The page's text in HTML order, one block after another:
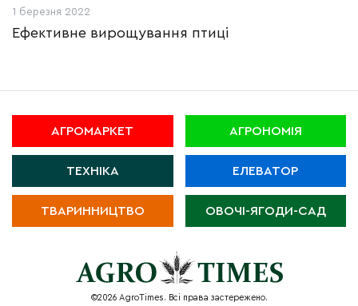
1 березня 2022
Ефективне вирощування птиці
АГРОМАРКЕТ АГРОНОМІЯ
ТЕХНІКА ЕЛЕВАТОР
ТВАРИННИЦТВО ОВОЧІ-ЯГОДИ-САД
©2026 AgroTimes. Всі права застережено.